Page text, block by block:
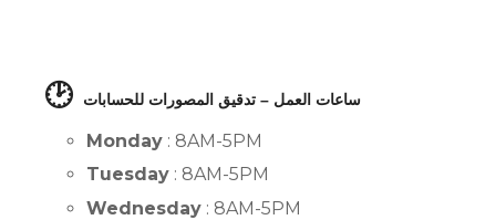
🕑 ساعات العمل – تدقيق المصورات للحسابات
Monday : 8AM-5PM
Tuesday : 8AM-5PM
Wednesday : 8AM-5PM